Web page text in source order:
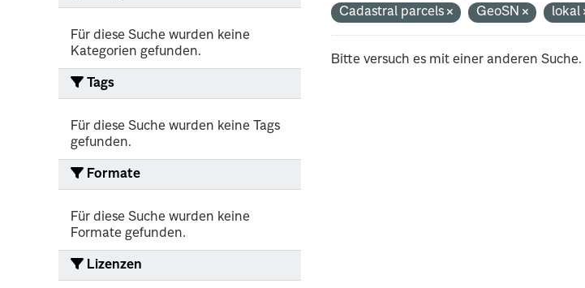
Für diese Suche wurden keine
Kategorien gefunden.
Tags
Für diese Suche wurden keine Tags
gefunden.
Formate
Für diese Suche wurden keine
Formate gefunden.
Lizenzen
Cadastral parcels
GeoSN lokal
Bitte versuch es mit einer anderen Suche.